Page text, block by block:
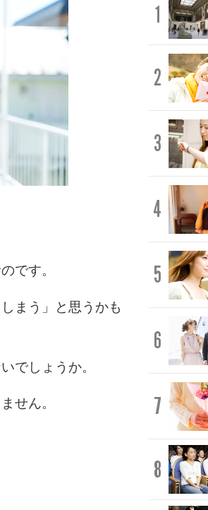
です。
まう」と思うかも
でしょうか。
せん。
1
2
3
4
5
6
7
8